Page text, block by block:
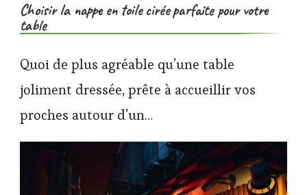
Choisir la nappe en toile cirée parfaite pour votre
table
Quoi de plus agréable qu’une table
joliment dressée, prête à accueillir vos
proches autour d’un…